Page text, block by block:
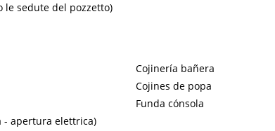
le sedute del pozzetto)
Cojinería bañera
Cojines de popa
Funda cónsola
- apertura elettrica)